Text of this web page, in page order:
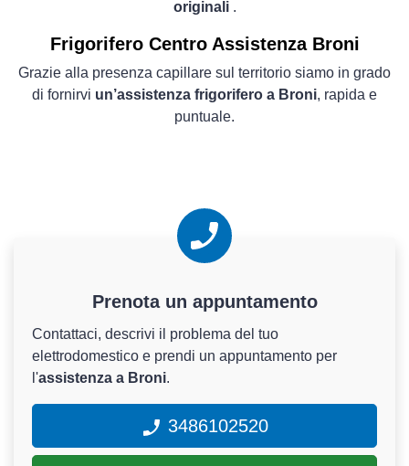
originali .
FrigoriferoCentro Assistenza Broni
Grazie alla presenza capillare sul territorio siamo in grado
di fornirvi un’assistenza frigorifero a Broni, rapida e
puntuale.
Prenota un appuntamento
Contattaci, descrivi il problema del tuo
elettrodomestico e prendi un appuntamento per
l'assistenza a Broni.
3486102520